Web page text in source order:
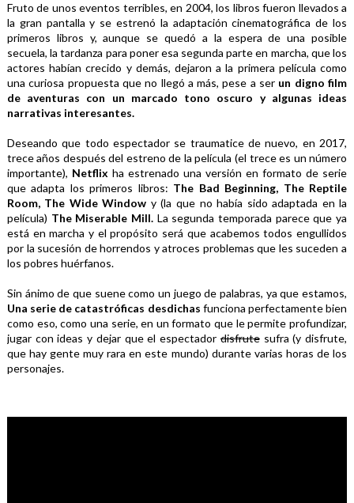
Fruto de unos eventos terribles, en 2004, los libros fueron llevados a
la gran pantalla y se estrenó la adaptación cinematográfica de los
primeros libros y, aunque se quedó a la espera de una posible
secuela, la tardanza para poner esa segunda parte en marcha, que los
actores habían crecido y demás, dejaron a la primera película como
una curiosa propuesta que no llegó a más, pese a ser un digno film
de aventuras con un marcado tono oscuro y algunas ideas
narrativas interesantes.
Deseando que todo espectador se traumatice de nuevo, en 2017,
trece años después del estreno de la película (el trece es un número
importante), Netflix ha estrenado una versión en formato de serie
que adapta los primeros libros: The Bad Beginning, The Reptile
Room, The Wide Window y (la que no había sido adaptada en la
película) The Miserable Mill. La segunda temporada parece que ya
está en marcha y el propósito será que acabemos todos engullidos
por la sucesión de horrendos y atroces problemas que les suceden a
los pobres huérfanos.
Una serie de catastróficas desdichas funciona perfectamente bien
como eso, como una serie, en un formato que le permite profundizar,
jugar con ideas y dejar que el espectador disfrute sufra (y disfrute,
que hay gente muy rara en este mundo) durante varias horas de los
personajes.